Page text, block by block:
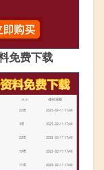
免费下载